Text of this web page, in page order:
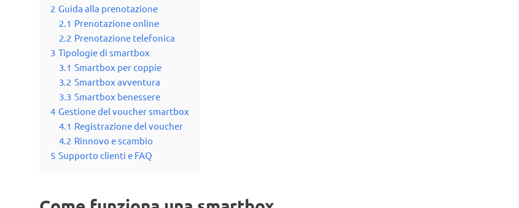
2 Guida alla prenotazione
2.1 Prenotazione online
2.2 Prenotazione telefonica
3 Tipologie di smartbox
3.1 Smartbox per coppie
3.2 Smartbox avventura
3.3 Smartbox benessere
4 Gestione del voucher smartbox
4.1 Registrazione del voucher
4.2 Rinnovo e scambio
5 Supporto clienti e FAQ